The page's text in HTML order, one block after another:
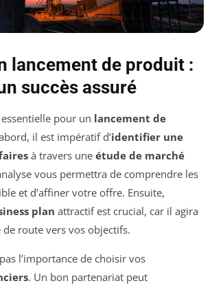
lancement de produit :
succès assuré
pour un lancement de
il est impératif d’identifier une
à travers une étude de marché
vous permettra de comprendre les
et d’affiner votre offre. Ensuite,
plan attractif est crucial, car il agira
route vers vos objectifs.
l’importance de choisir vos
. Un bon partenariat peut